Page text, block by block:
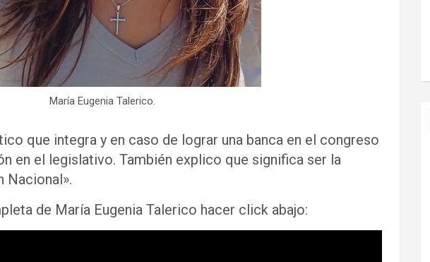
María Eugenia Talerico.
que integra y en caso de lograr una banca en el congreso
en el legislativo. También explico que significa ser la
Nacional».
de María Eugenia Talerico hacer click abajo: